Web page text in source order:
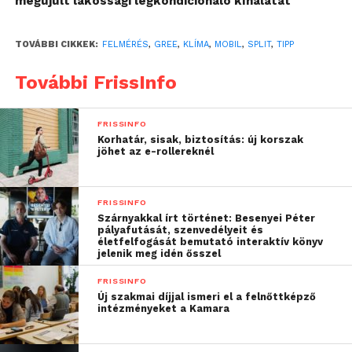
jellemzően 10-30%-kal
magasabb lehet, mint egy
attól függően, hogy
mekkora teljesítményű
készülékről van szó”
– mutatott rá a Gree szakembere.
Mikor jöhet szóba a mobilklíma?
Antal Mihály szerint ugyanakkor vannak olyan
esetek, amikor mégis a mobilklíma lehet a jó
választás. Erre példa, ha ideiglenes vagy bérelt
helyiségben szeretnénk a klímát használni,
ahonnan a későbbiekben a berendezés is
TOVÁBBI CIKKEK: FELMÉRÉS, GREE, KLÍMA, MOBIL, SPLIT, TIPP
További FrissInfo
FRISSINFO
Korhatár, sisak, biztosítás: új korszak
jöhet az e-rollereknél
FRISSINFO
Szárnyakkal írt történet: Besenyei Péter
pályafutását, szenvedélyeit és
életfelfogását bemutató interaktív könyv
jelenik meg idén ősszel
FRISSINFO
Új szakmai díjjal ismeri el a felnőttképző
intézményeket a Kamara